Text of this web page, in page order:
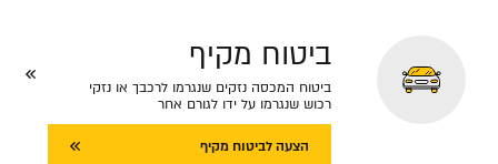
ביטוח מקיף
ביטוח המכסה נזקים שנגרמו לרכבך או נזקי
רכוש שנגרמו על ידו לגורם אחר
הצעה לביטוח מקיף